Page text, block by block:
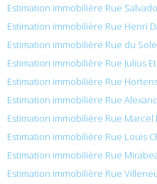
Estimation immobilière Rue
Estimation immobilière Rue Henri
Estimation immobilière Rue du
Estimation immobilière Rue Julius
Estimation immobilière Rue
Estimation immobilière Rue
Estimation immobilière Rue Marcel
Estimation immobilière Rue Louis
Estimation immobilière Rue
Estimation immobilière Rue